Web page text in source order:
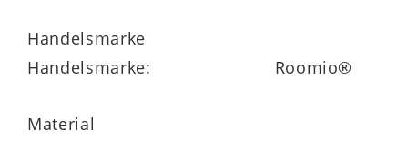
Handelsmarke
Handelsmarke:
Roomio®
Material